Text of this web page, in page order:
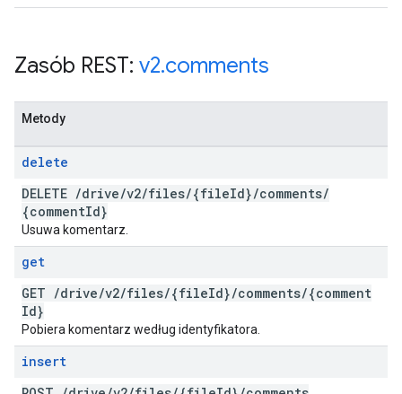
Zasób REST: v2.comments
Metody
delete
DELETE /drive/v2/files/{fileId}/comments/
{commentId}
Usuwa komentarz.
get
GET /drive/v2/files/{fileId}/comments/{comment
Id}
Pobiera komentarz według identyfikatora.
insert